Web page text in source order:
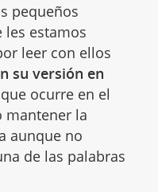
pequeños
estamos
leer con ellos
su versión en
ocurre en el
mantener la
aunque no
de las palabras